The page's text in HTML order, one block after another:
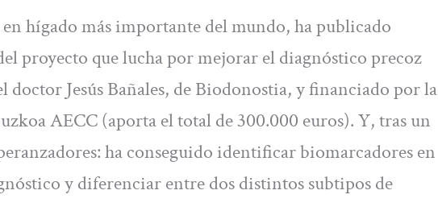
hígado más importante del mundo, ha publicado
proyecto que lucha por mejorar el diagnóstico precoz
Jesús Bañales, de Biodonostia, y financiado por la
AECC (aporta el total de 300.000 euros). Y, tras un
ha conseguido identificar biomarcadores en
y diferenciar entre dos distintos subtipos de